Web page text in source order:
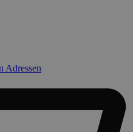
Adressen